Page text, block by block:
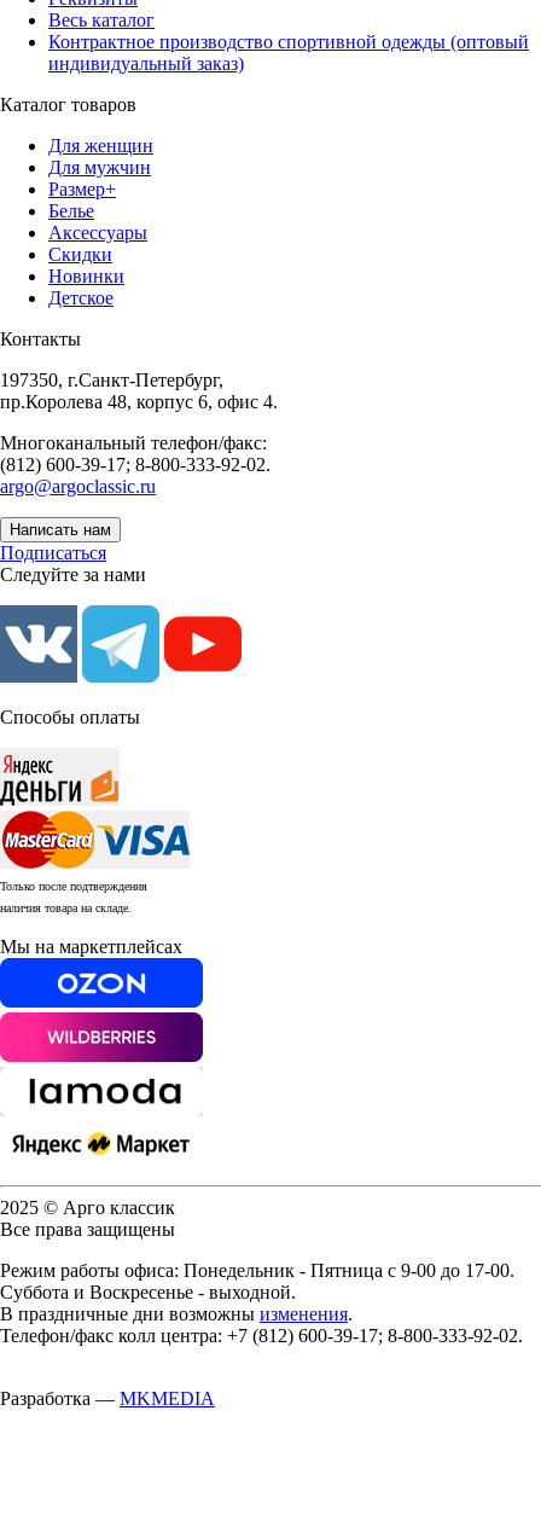
Весь каталог
Контрактное производство спортивной одежды (оптовый
индивидуальный заказ)
Каталог товаров
Для женщин
Для мужчин
Размер+
Белье
Аксессуары
Скидки
Новинки
Детское
Контакты
197350, г.Санкт-Петербург,
пр.Королева 48, корпус 6, офис 4.
Многоканальный телефон/факс:
(812) 600-39-17; 8-800-333-92-02.
argo@argoclassic.ru
Написать нам
Подписаться
Следуйте за нами
Способы оплаты
Только после подтверждения
наличия товара на складе.
Мы на маркетплейсах
2025 © Арго классик
Все права защищены
Режим работы офиса: Понедельник - Пятница с 9-00 до 17-00.
Суббота и Воскресенье - выходной.
В праздничные дни возможны изменения.
Телефон/факс колл центра: +7 (812) 600-39-17; 8-800-333-92-02.
Разработка — MKMEDIA